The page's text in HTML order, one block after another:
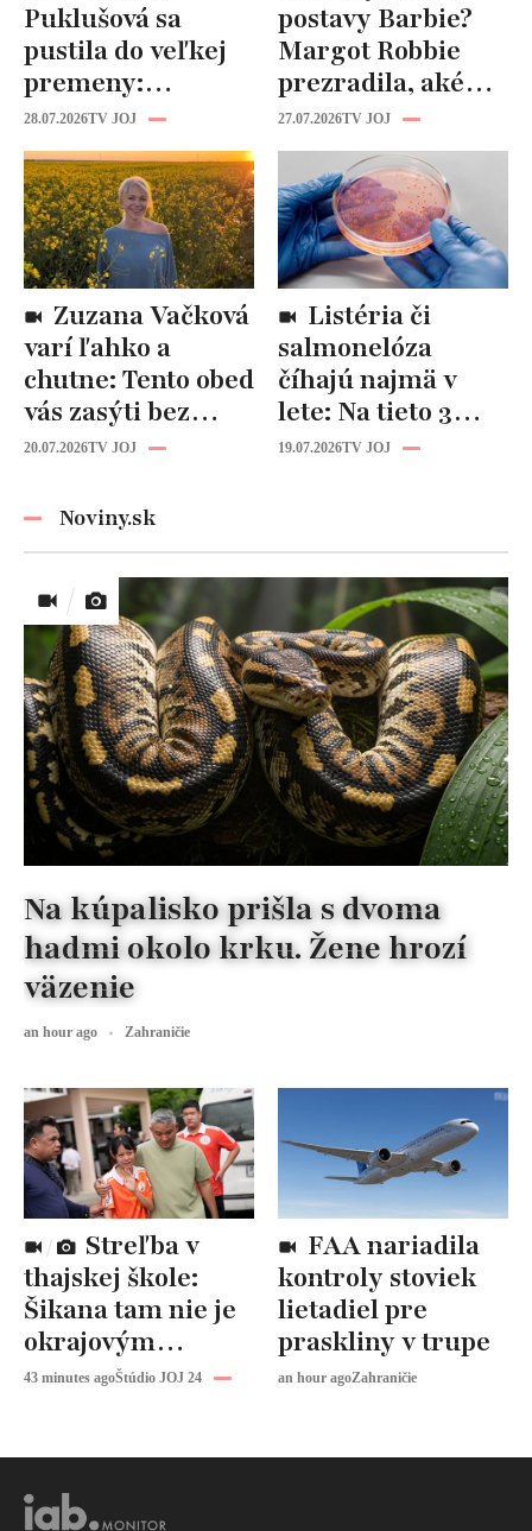
Puklušová sa
pustila do veľkej
premeny:
Odborníci však
varujú, pozor na
prísne diéty!
28.07.2026TV JOJ
postavy Barbie?
Margot Robbie
prezradila, aké
cviky jej pomohli
spevniť celé telo
27.07.2026TV JOJ
varí ľahko a
chutne: Tento obed
vás zasýti bez
zbytočných kalórií
20.07.2026TV JOJ
salmonelóza
číhajú najmä v
lete: Na tieto 3
pravidlá pri jedle
19.07.2026TV JOJ
Noviny.sk
thajskej škole:
Šikana tam nie je
okrajovým
problémom,
43 minutes agoŠtúdio JOJ 24
kontroly stoviek
lietadiel pre
praskliny v trupe
an hour agoZahraničie
Na kúpalisko prišla s dvoma
hadmi okolo krku. Žene hrozí
väzenie
an hour ago Zahraničie